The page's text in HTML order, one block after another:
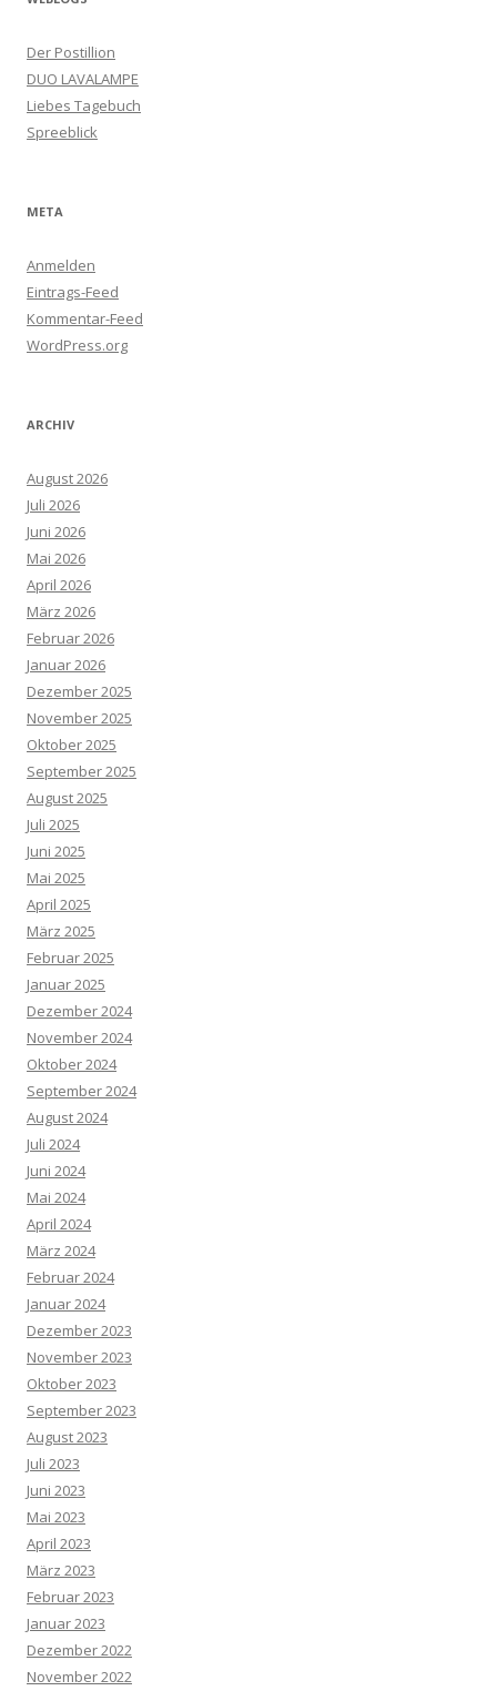
Der Postillion
DUO LAVALAMPE
Liebes Tagebuch
Spreeblick
META
Anmelden
Eintrags-Feed
Kommentar-Feed
WordPress.org
ARCHIV
August 2026
Juli 2026
Juni 2026
Mai 2026
April 2026
März 2026
Februar 2026
Januar 2026
Dezember 2025
November 2025
Oktober 2025
September 2025
August 2025
Juli 2025
Juni 2025
Mai 2025
April 2025
März 2025
Februar 2025
Januar 2025
Dezember 2024
November 2024
Oktober 2024
September 2024
August 2024
Juli 2024
Juni 2024
Mai 2024
April 2024
März 2024
Februar 2024
Januar 2024
Dezember 2023
November 2023
Oktober 2023
September 2023
August 2023
Juli 2023
Juni 2023
Mai 2023
April 2023
März 2023
Februar 2023
Januar 2023
Dezember 2022
November 2022